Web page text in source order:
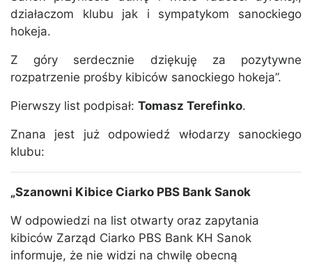
działaczom klubu jak i sympatykom sanockiego
hokeja.
Z góry serdecznie dziękuję za pozytywne
rozpatrzenie prośby kibiców sanockiego hokeja”.
Pierwszy list podpisał: Tomasz Terefinko.
Znana jest już odpowiedź włodarzy sanockiego
klubu:
„Szanowni Kibice Ciarko PBS Bank Sanok
W odpowiedzi na list otwarty oraz zapytania
kibiców Zarząd Ciarko PBS Bank KH Sanok
informuje, że nie widzi na chwilę obecną